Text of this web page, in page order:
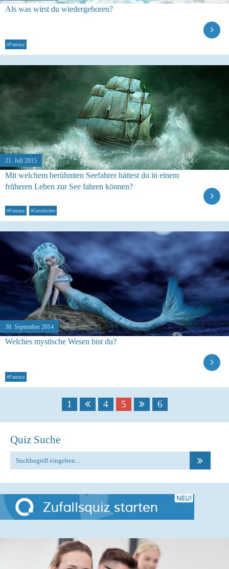
Als was wirst du wiedergeboren?
#Fantasy
21. Juli 2015
Mit welchem berühmten Seefahrer hättest du in einem
früheren Leben zur See fahren können?
#Fantasy #Geschichte
30. September 2014
Welches mystische Wesen bist du?
#Fantasy
1 4 5 6
Quiz Suche